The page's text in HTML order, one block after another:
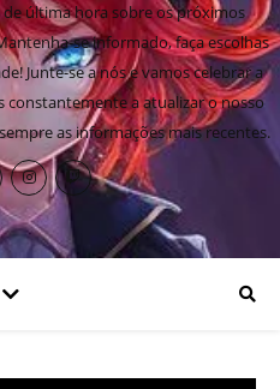
última hora sobre os próximos
se informado, faça escolhas
Junte-se a nós e vamos celebrar a
constantemente a atualizar o nosso
as informações mais recentes.